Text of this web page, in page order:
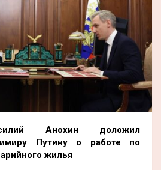
Анохин доложил
Путину о работе по
жилья